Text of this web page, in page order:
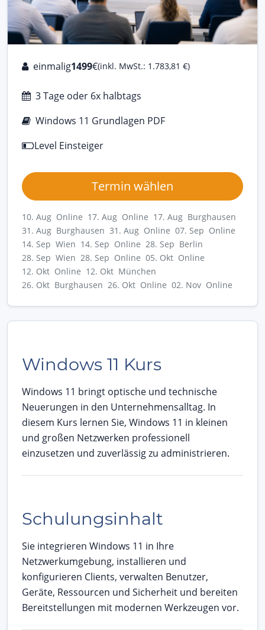
einmalig1499€(inkl. MwSt.: 1.783,81 €)
3 Tage oder 6x halbtags
Windows 11 Grundlagen PDF
Level Einsteiger
Termin wählen
10. Aug Online 17. Aug Online 17. Aug Burghausen
31. Aug Burghausen 31. Aug Online 07. Sep Online
14. Sep Wien 14. Sep Online 28. Sep Berlin
28. Sep Wien 28. Sep Online 05. Okt Online
12. Okt Online 12. Okt München
26. Okt Burghausen 26. Okt Online 02. Nov Online
Windows 11 Kurs
Windows 11 bringt optische und technische
Neuerungen in den Unternehmensalltag. In
diesem Kurs lernen Sie, Windows 11 in kleinen
und großen Netzwerken professionell
einzusetzen und zuverlässig zu administrieren.
Schulungsinhalt
Sie integrieren Windows 11 in Ihre
Netzwerkumgebung, installieren und
konfigurieren Clients, verwalten Benutzer,
Geräte, Ressourcen und Sicherheit und bereiten
Bereitstellungen mit modernen Werkzeugen vor.